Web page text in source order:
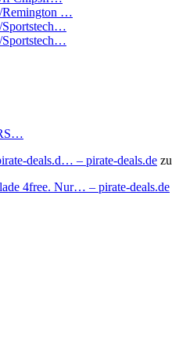
Remington …
Sportstech…
Sportstech…
deals.d… – pirate-deals.de zu
4free. Nur… – pirate-deals.de